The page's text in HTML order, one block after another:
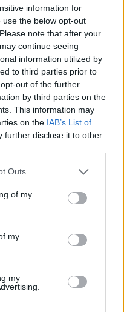
information for
the below opt-out
note that after your
continue seeing
information utilized by
to third parties prior to
out of the further
by third parties on the
This information may
on the IAB’s List of
further disclose it to other
one or more Google
You may click to
its third-party tags to
in below Google
Outs
of my
my
my
saltati: la decisione di